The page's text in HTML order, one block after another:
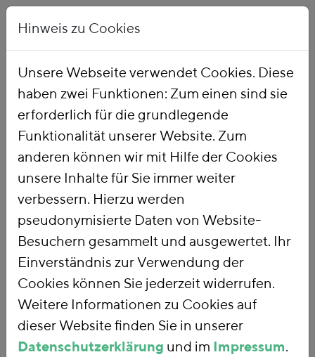
Startseite Publikationen
PUBLIKATIONSSUCHE
Hinweis zu Cookies
Unsere Webseite verwendet Cookies. Diese
haben zwei Funktionen: Zum einen sind sie
erforderlich für die grundlegende
Funktionalität unserer Website. Zum
anderen können wir mit Hilfe der Cookies
unsere Inhalte für Sie immer weiter
verbessern. Hierzu werden
pseudonymisierte Daten von Website-
Besuchern gesammelt und ausgewertet. Ihr
Einverständnis zur Verwendung der
Cookies können Sie jederzeit widerrufen.
Weitere Informationen zu Cookies auf
dieser Website finden Sie in unserer
Datenschutzerklärung und im Impressum.